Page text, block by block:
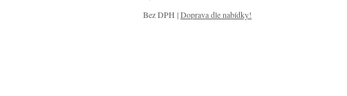
Bez DPH |Doprava dle nabídky!